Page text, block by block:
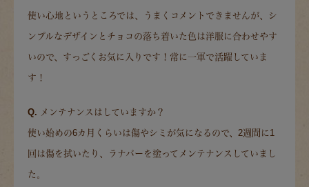
使い心地というところでは、うまくコメントできませんが、シ
ンプルなデザインとチョコの落ち着いた色は洋服に合わせやす
いので、すっごくお気に入りです！常に一軍で活躍していま
す！
Q. メンテナンスはしていますか？
使い始めの6カ月くらいは傷やシミが気になるので、2週間に1
回は傷を拭いたり、ラナパーを塗ってメンテナンスしていまし
た。